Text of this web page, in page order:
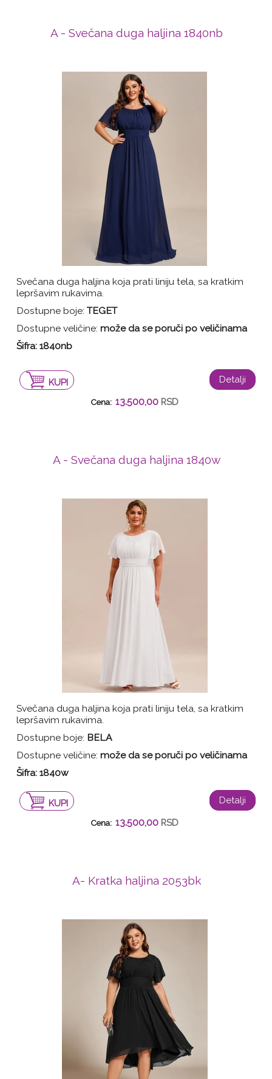
A - Svečana duga haljina 1840nb
Svečana duga haljina koja prati liniju tela, sa kratkim
lepršavim rukavima.
Dostupne boje:TEGET
Dostupne veličine: može da se poruči po veličinama
Šifra:1840nb
KUPI Detalji
Cena: 13.500,00 RSD
A - Svečana duga haljina 1840w
Svečana duga haljina koja prati liniju tela, sa kratkim
lepršavim rukavima.
Dostupne boje: BELA
Dostupne veličine: može da se poruči po veličinama
Šifra:1840w
KUPI Detalji
Cena: 13.500,00 RSD
A- Kratka haljina 2053bk